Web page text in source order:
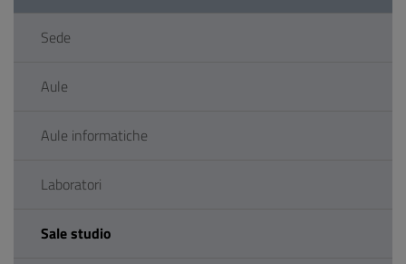
Sede
Aule
Aule informatiche
Laboratori
Sale studio